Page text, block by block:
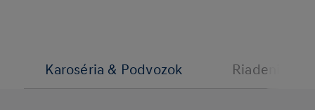
Karoséria & Podvozok Riadenie